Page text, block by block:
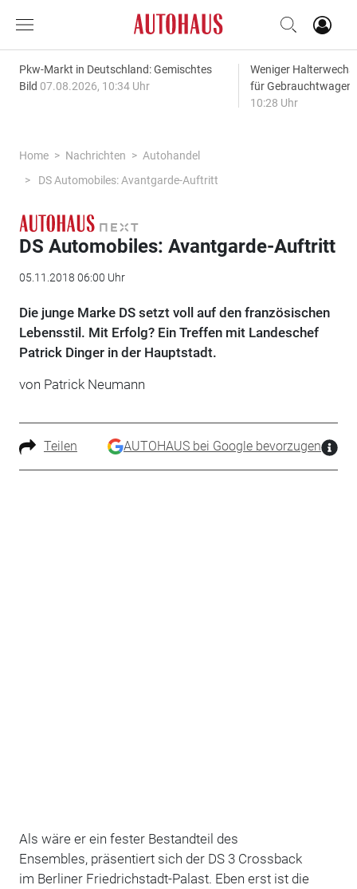
Pkw-Markt in Deutschland: Gemischtes
Bild 07.08.2026, 10:34 Uhr
Weniger
für
10:28 Uhr
Home Nachrichten
Autohandel
DS Automobiles: Avantgarde-Auftritt
DS Automobiles: Avantgarde-Auftritt
05.11.2018 06:00 Uhr
Die junge Marke DS setzt voll auf den französischen
Lebensstil. Mit Erfolg? Ein Treffen mit Landeschef
Patrick Dinger in der Hauptstadt.
von Patrick Neumann
Teilen AUTOHAUS bei Google bevorzugen
Als wäre er ein fester Bestandteil des
Ensembles, präsentiert sich der DS 3 Crossback
im Berliner Friedrichstadt-Palast. Eben erst ist die